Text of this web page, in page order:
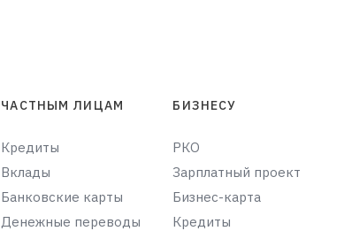
ЧАСТНЫМ ЛИЦАМ
Кредиты
Вклады
Банковские карты
Денежные переводы
БИЗНЕСУ
РКО
Зарплатный проект
Бизнес-карта
Кредиты